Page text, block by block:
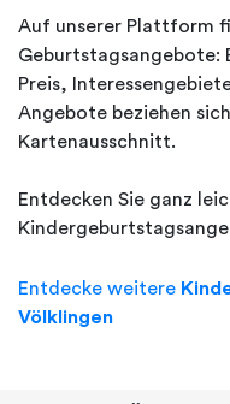
Auf unserer Plattform
Geburtstagsangebote:
Preis,
Angebote beziehen
Kartenausschnitt.
Entdecken Sie ganz
Entdecke weitere
Völklingen